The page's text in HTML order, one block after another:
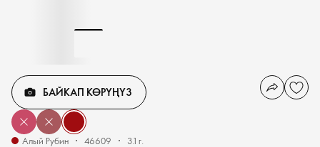
БАЙКАП КӨРҮҢҮЗ
Алый Рубин 46609 3.1 г.